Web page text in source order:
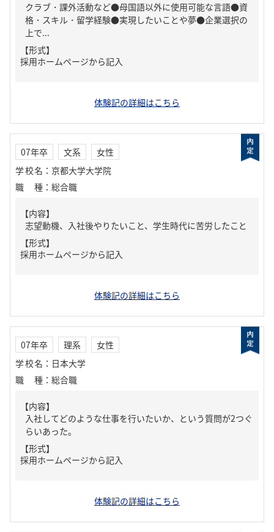
クラブ・課外活動など●母国語以外に使用可能な言語●資
格・スキル・留学経験●実現したいことや夢●企業選択の
上で...
【形式】
採用ホームページから記入
体験記の詳細はこちら
07年卒 文系
女性
学校名 ： 京都大学大学院
職種 ： 総合職
【内容】
志望動機、入社後やりたいこと、学生時代に苦労したこと
【形式】
採用ホームページから記入
体験記の詳細はこちら
07年卒 理系
女性
学校名 ： 日本大学
職種 ： 総合職
【内容】
入社してどのような仕事を行いたいか、という質問が2つぐ
らいあった。
【形式】
採用ホームページから記入
体験記の詳細はこちら